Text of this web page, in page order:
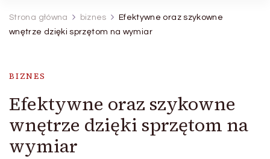
Strona główna biznes
Efektywne oraz szykowne
wnętrze dzięki sprzętom na wymiar
BIZNES
Efektywne oraz szykowne
wnętrze dzięki sprzętom na
wymiar